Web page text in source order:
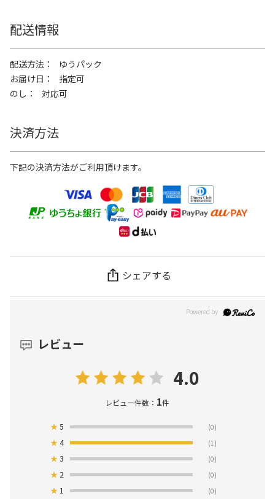
配送情報
配送方法
ゆうパック
お届け日
指定可
のし
対応可
決済方法
下記の決済方法がご利用頂けます。
シェアする
レビュー
4.0
レビュー件数： 1件
★5 (0)
★4 (1)
★3 (0)
★ 2 (0)
★ 1 (0)